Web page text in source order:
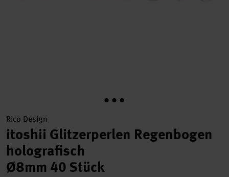
Rico Design
itoshii Glitzerperlen Regenbogen
holografisch
Ø8mm 40 Stück